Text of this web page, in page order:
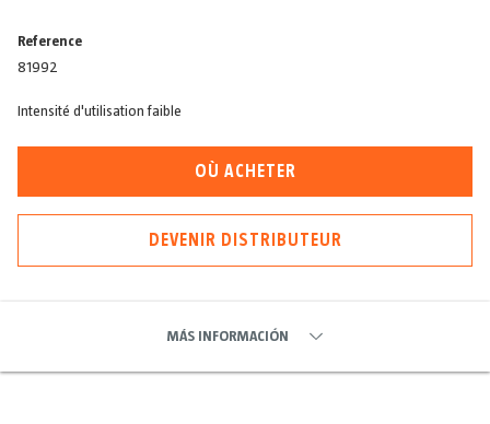
Reference
81992
Intensité d'utilisation faible
OÙ ACHETER
DEVENIR DISTRIBUTEUR
MÁS INFORMACIÓN